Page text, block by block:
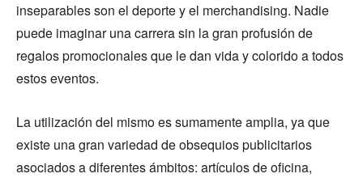
inseparables son el deporte y el merchandising. Nadie
puede imaginar una carrera sin la gran profusión de
regalos promocionales que le dan vida y colorido a todos
estos eventos.
La utilización del mismo es sumamente amplia, ya que
existe una gran variedad de obsequios publicitarios
asociados a diferentes ámbitos: artículos de oficina,